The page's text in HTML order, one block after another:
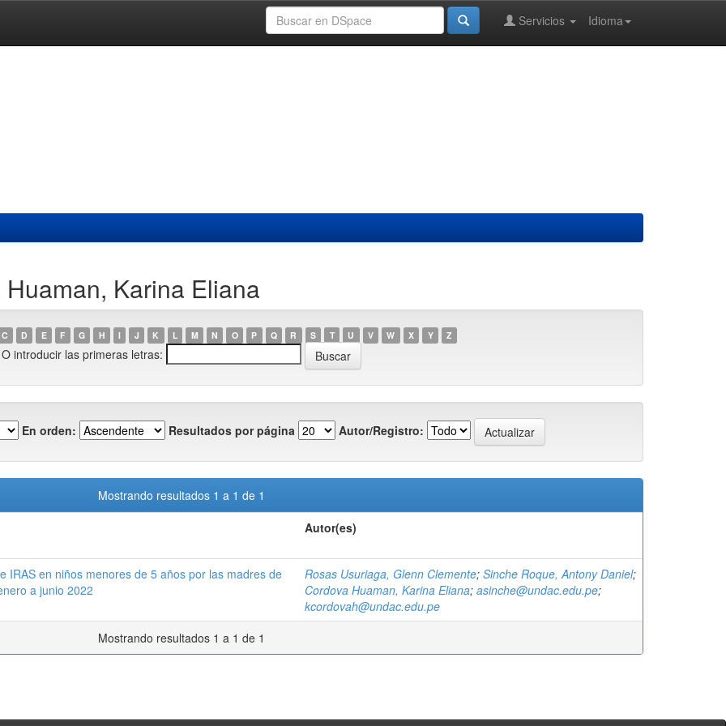
Idioma
Servicios
Karina Eliana
C D E F G H I J K L M N O P Q R S T U V W X Y Z
O introducir las primeras letras:
En orden: Resultados por página Autor/Registro:
Mostrando resultados 1 a 1 de 1
Autor(es)
IRAS en niños menores de 5 años por las madres de
a junio 2022
Rosas Usuriaga, Glenn Clemente; Sinche Roque, Antony Daniel;
Cordova Huaman, Karina Eliana; asinche@undac.edu.pe;
kcordovah@undac.edu.pe
Mostrando resultados 1 a 1 de 1